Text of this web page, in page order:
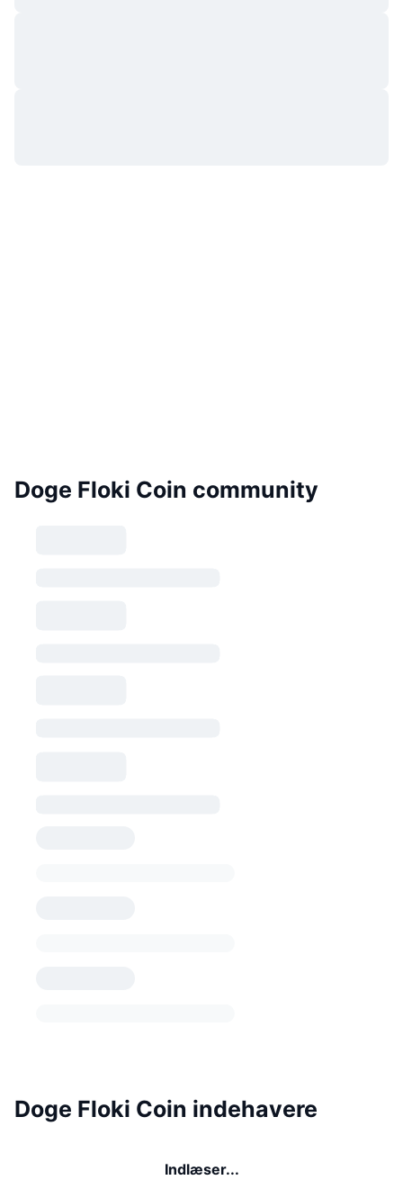
Doge Floki Coin community
Doge Floki Coin indehavere
Indlæser...